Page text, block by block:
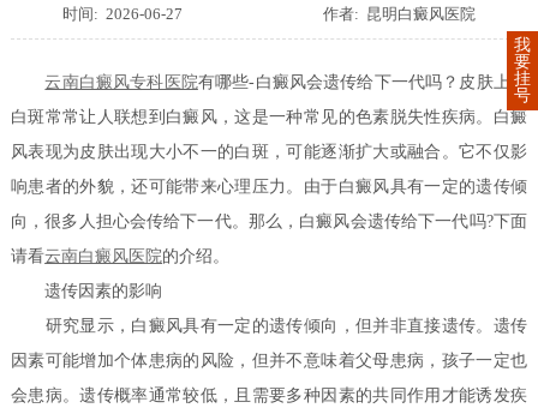
时间: 2026-06-27 作者: 昆明白癜风医院
云南白癜风专科医院有哪些-白癜风会遗传给下一代吗？皮肤上的
白斑常常让人联想到白癜风，这是一种常见的色素脱失性疾病。白癜
风表现为皮肤出现大小不一的白斑，可能逐渐扩大或融合。它不仅影
响患者的外貌，还可能带来心理压力。由于白癜风具有一定的遗传倾
向，很多人担心会传给下一代。那么，白癜风会遗传给下一代吗?下面
请看云南白癜风医院的介绍。
遗传因素的影响
研究显示，白癜风具有一定的遗传倾向，但并非直接遗传。遗传
因素可能增加个体患病的风险，但并不意味着父母患病，孩子一定也
会患病。遗传概率通常较低，且需要多种因素的共同作用才能诱发疾
我
要
挂
号